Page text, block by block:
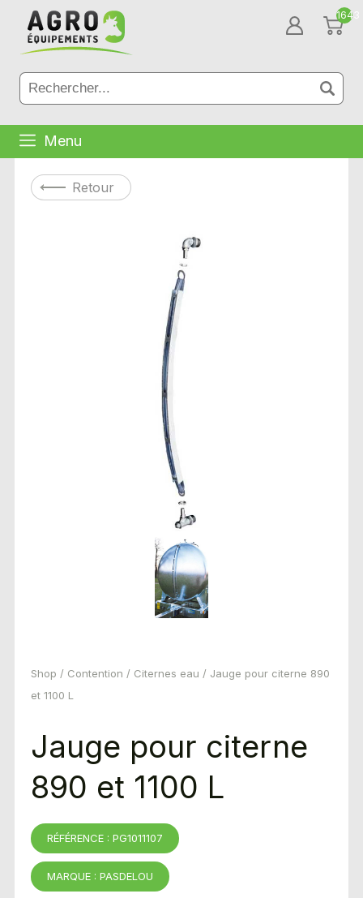
1643
Menu
Retour
Shop / Contention / Citernes eau / Jauge pour citerne 890
et 1100 L
Jauge pour citerne
890 et 1100 L
RÉFÉRENCE : PG1011107
MARQUE : PASDELOU